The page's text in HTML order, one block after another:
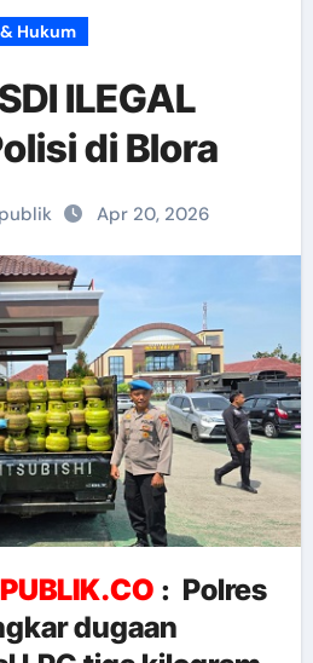
Hukum
ILEGAL
di Blora
Apr 20, 2026
: Polres
dugaan